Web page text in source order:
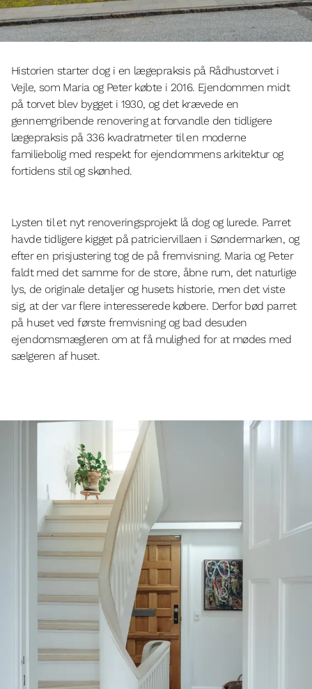
Historien starter dog i en lægepraksis på Rådhustorvet i
Vejle, som Maria og Peter købte i 2016. Ejendommen midt
på torvet blev bygget i 1930, og det krævede en
gennemgribende renovering at forvandle den tidligere
lægepraksis på 336 kvadratmeter til en moderne
familiebolig med respekt for ejendommens arkitektur og
fortidens stil og skønhed.
Lysten til et nyt renoveringsprojekt lå dog og lurede. Parret
havde tidligere kigget på patriciervillaen i Søndermarken, og
efter en prisjustering tog de på fremvisning. Maria og Peter
faldt med det samme for de store, åbne rum, det naturlige
lys, de originale detaljer og husets historie, men det viste
sig, at der var flere interesserede købere. Derfor bød parret
på huset ved første fremvisning og bad desuden
ejendomsmægleren om at få mulighed for at mødes med
sælgeren af huset.